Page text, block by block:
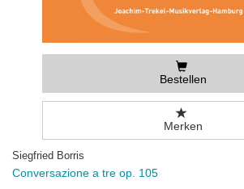
Bestellen
Merken
Siegfried Borris
Conversazione a tre op. 105